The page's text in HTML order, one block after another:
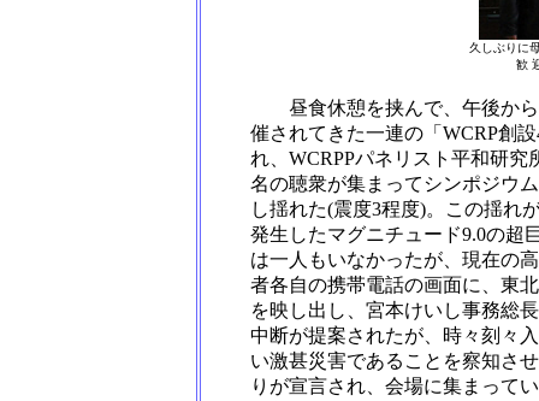
久しぶりに
歓
昼食休憩を挟んで、午後から
催されてきた一連の「WCRP創
れ、WCRPPパネリスト平和研
名の聴衆が集まってシンポジウ
し揺れた(震度3程度)。この揺れ
発生したマグニチュード9.0の超
は一人もいなかったが、現在の
者各自の携帯電話の画面に、東
を映し出し、宮本けいし事務総
中断が提案されたが、時々刻々
い激甚災害であることを察知さ
りが宣言され、会場に集まって